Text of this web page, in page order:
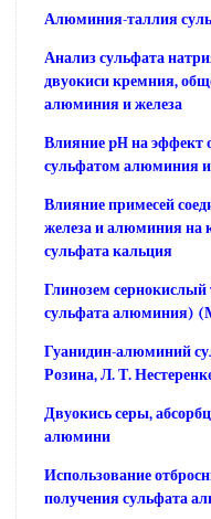
Алюминия-таллия
Анализ сульфата
двуокиси кремния,
алюминия и железа
Влияние pH на эффект
сульфатом алюминия
Влияние примесей
железа и алюминия на
сульфата кальция
Глинозем
сульфата алюминия)
Гуанидин-алюминий
Розина, Л. Т.
Двуокись серы,
алюмини
Использование
получения сульфата